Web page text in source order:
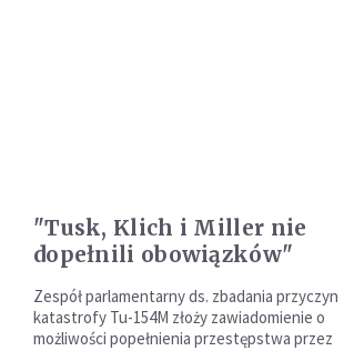
"Tusk, Klich i Miller nie
dopełnili obowiązków"
Zespół parlamentarny ds. zbadania przyczyn
katastrofy Tu-154M złoży zawiadomienie o
możliwości popełnienia przestępstwa przez